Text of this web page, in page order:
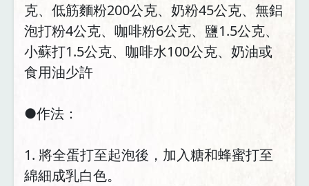
克、低筋麵粉200公克、奶粉45公克、無鋁
泡打粉4公克、咖啡粉6公克、鹽1.5公克、
小蘇打1.5公克、咖啡水100公克、奶油或
食用油少許
●作法：
1. 將全蛋打至起泡後，加入糖和蜂蜜打至
綿細成乳白色。